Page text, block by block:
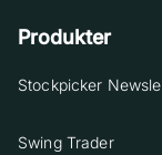
Produkter
Stockpicker
Swing Trader